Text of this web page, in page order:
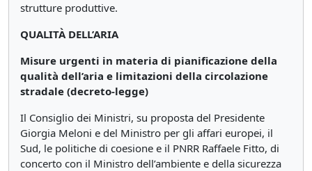
strutture produttive.
QUALITÀ DELL’ARIA
Misure urgenti in materia di pianificazione della
qualità dell’aria e limitazioni della circolazione
stradale (decreto-legge)
Il Consiglio dei Ministri, su proposta del Presidente
Giorgia Meloni e del Ministro per gli affari europei, il
Sud, le politiche di coesione e il PNRR Raffaele Fitto, di
concerto con il Ministro dell’ambiente e della sicurezza